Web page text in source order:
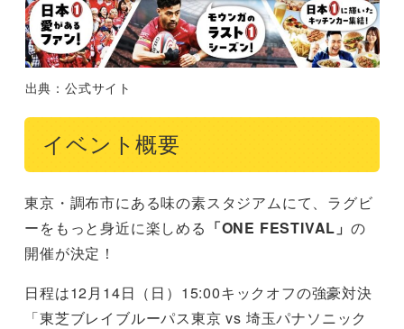
出典：公式サイト
イベント概要
東京・調布市にある味の素スタジアムにて、ラグビ
ーをもっと身近に楽しめる 「ONE FESTIVAL」 の
開催が決定！
日程は12月14日（日）15:00キックオフの強豪対決
「東芝ブレイブルーパス東京 vs 埼玉パナソニック